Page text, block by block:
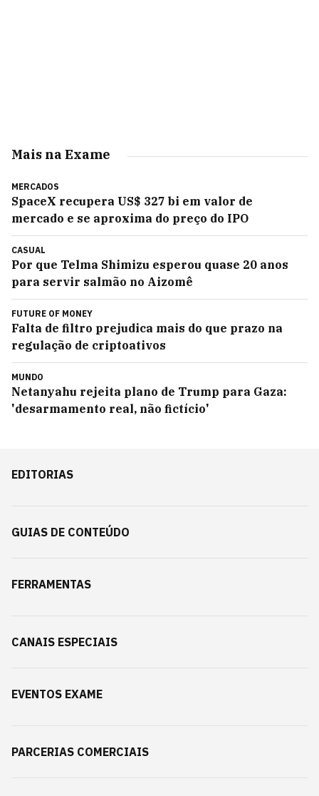
Mais na Exame
MERCADOS
SpaceX recupera US$ 327 bi em valor de
mercado e se aproxima do preço do IPO
CASUAL
Por que Telma Shimizu esperou quase 20 anos
para servir salmão no Aizomê
FUTURE OF MONEY
Falta de filtro prejudica mais do que prazo na
regulação de criptoativos
MUNDO
Netanyahu rejeita plano de Trump para Gaza:
'desarmamento real, não fictício'
EDITORIAS
GUIAS DE CONTEÚDO
FERRAMENTAS
CANAIS ESPECIAIS
EVENTOS EXAME
PARCERIAS COMERCIAIS